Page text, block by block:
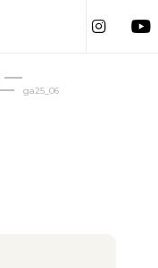
ga25_06